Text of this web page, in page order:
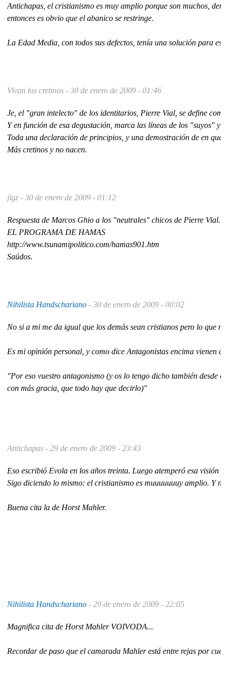
Antichapas, el cristianismo es muy amplio porque son muchos,
entonces es obvio que el abanico se restringe.
La Edad Media, con todos sus defectos, tenía una solución para
Vivan los cretinos - 30 de enero de 2009 - 01:46
Je, el "gran intelecto" de los identitarios, Pierre Vial, se define
Y en función de esa degustación, marca las líneas de los "suyos" y
Toda una declaración de principios, y una demostración de en que
Más cretinos y no nacen.
jlgz - 30 de enero de 2009 - 01:12
Respuesta de Marcos Ghio a los "neutrales" chicos de Pierre Vial.
EL PROGRAMA DE HAMAS
http://www.tsunamipolitico.com/hamas901.htm
Saúdos.
Nihilista Handschariano - 30 de enero de 2009 - 00:02
No si a mi me da igual que los demás sean cristianos pero lo que
Es mi opinión personal, y como dice Antagonistas encima vienen
"Por eso vuestro antagonismo (y os lo tengo dicho también desde
con más gracia, que todo hay que decirlo)"
Antichapas - 29 de enero de 2009 - 23:43
Eso escribió Evola en los años treinta. Luego atemperó esa visión
Sigo diciendo lo mismo: el cristianismo es muuuuuuuy amplio. Y
Buena cita la de Horst Mahler.
Nihilista Handschariano - 29 de enero de 2009 - 22:05
Magnifica cita de Horst Mahler VOIVODA...
Recordar de paso que el camarada Mahler está entre rejas por